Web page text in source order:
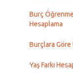
Burç
Hesaplama
Burçlara
Yaş Farkı